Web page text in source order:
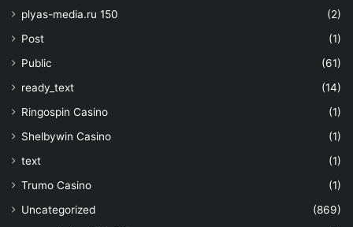
plyas-media.ru 150
(2)
Post
(1)
Public
(61)
ready_text
(14)
Ringospin Casino
(1)
Shelbywin Casino
(1)
text
(1)
Trumo Casino
(1)
Uncategorized
(869)